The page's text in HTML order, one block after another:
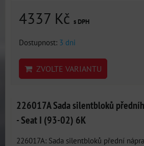
4337 Kč s DPH
Dostupnost: 3 dni
ZVOLTE VARIANTU
226017A Sada silentbloků
- Seat I (93-02) 6K
226017A: Sada silentbloků přední